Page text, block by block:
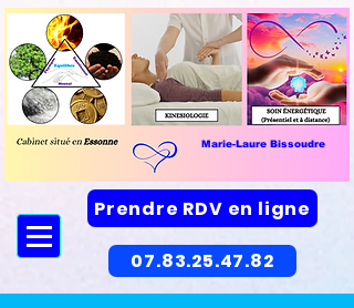
Marie-Laure Bissoudre
Prendre RDV en ligne
07.83.25.47.82